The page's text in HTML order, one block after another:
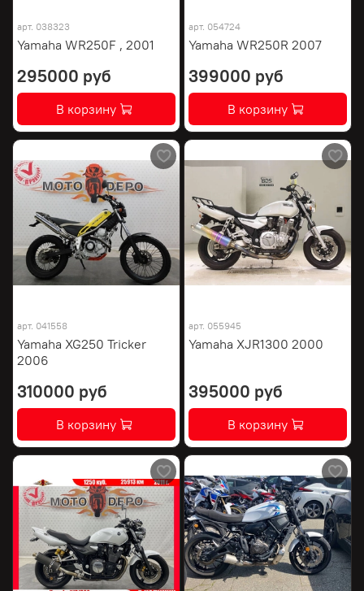
арт. 038323
Yamaha WR250F , 2001
295000 руб
В корзину
арт. 054724
Yamaha WR250R 2007
399000 руб
В корзину
арт. 041558
Yamaha XG250 Tricker
2006
310000 руб
В корзину
арт. 055945
Yamaha XJR1300 2000
395000 руб
В корзину